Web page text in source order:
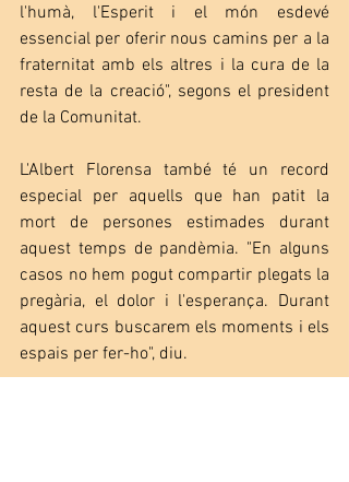
l'humà, l'Esperit i el món esdevé
essencial per oferir nous camins per a la
fraternitat amb els altres i la cura de la
resta de la creació", segons el president
de la Comunitat.
L'Albert Florensa també té un record
especial per aquells que han patit la
mort de persones estimades durant
aquest temps de pandèmia. "En alguns
casos no hem pogut compartir plegats la
pregària, el dolor i l'esperança. Durant
aquest curs buscarem els moments i els
espais per fer-ho", diu.